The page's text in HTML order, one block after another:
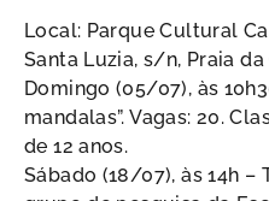
Local: Parque Cultural
Santa Luzia, s/n, Praia
Domingo (05/07), às
mandalas”. Vagas: 20.
de 12 anos.
Sábado (18/07), às 14h –